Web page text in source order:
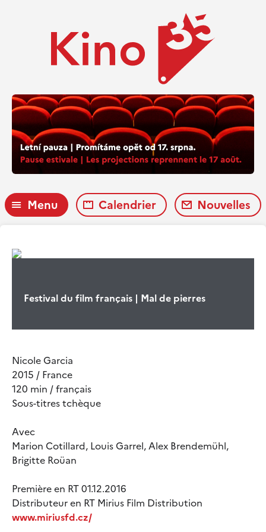
Menu Calendrier Nouvelles
Festival du film français | Mal de pierres
Nicole Garcia
2015 / France
120 min / français
Sous-titres tchèque
Avec
Marion Cotillard, Louis Garrel, Alex Brendemühl,
Brigitte Roüan
Première en RT 01.12.2016
Distributeur en RT Mirius Film Distribution
www.miriusfd.cz/